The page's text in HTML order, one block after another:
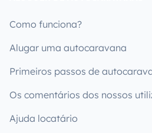
Como funciona?
Alugar uma autocaravana
Primeiros passos de
Os comentários dos nossos
Ajuda locatário